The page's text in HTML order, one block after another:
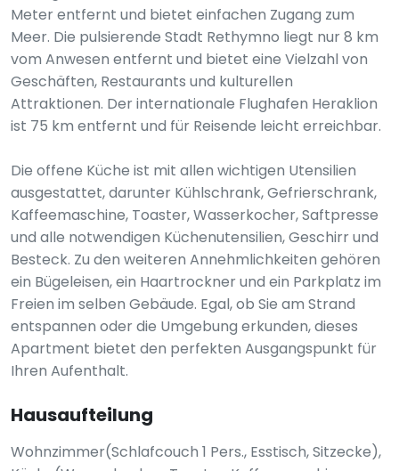
Meter entfernt und bietet einfachen Zugang zum
Meer. Die pulsierende Stadt Rethymno liegt nur 8 km
vom Anwesen entfernt und bietet eine Vielzahl von
Geschäften, Restaurants und kulturellen
Attraktionen. Der internationale Flughafen Heraklion
ist 75 km entfernt und für Reisende leicht erreichbar.
Die offene Küche ist mit allen wichtigen Utensilien
ausgestattet, darunter Kühlschrank, Gefrierschrank,
Kaffeemaschine, Toaster, Wasserkocher, Saftpresse
und alle notwendigen Küchenutensilien, Geschirr und
Besteck. Zu den weiteren Annehmlichkeiten gehören
ein Bügeleisen, ein Haartrockner und ein Parkplatz im
Freien im selben Gebäude. Egal, ob Sie am Strand
entspannen oder die Umgebung erkunden, dieses
Apartment bietet den perfekten Ausgangspunkt für
Ihren Aufenthalt.
Hausaufteilung
Wohnzimmer(Schlafcouch 1 Pers., Esstisch, Sitzecke),